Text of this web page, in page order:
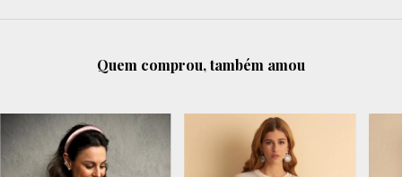
Quem comprou, também amou